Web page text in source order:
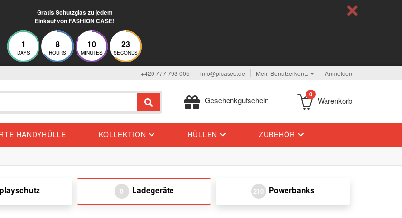
Gratis Schutzglas zu jedem
Einkauf von FASHION CASE!
1
DAYS
8
HOURS
10
MINUTES
23
SECONDS
+420 777 793 005 info@picasee.de Mein Benutzerkonto Anmelden
Geschenkgutschein
0
Warenkorb
HANDYHÜLLE KOLLEKTION HÜLLEN ZUBEHÖR
0 Ladegeräte 210 Powerbanks